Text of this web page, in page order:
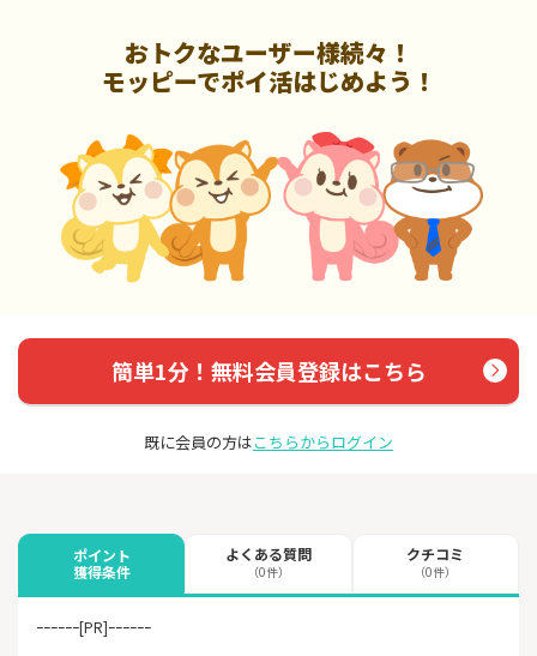
おトクなユーザー様続々！
モッピーでポイ活はじめよう！
簡単1分！無料会員登録はこちら
既に会員の方はこちらからログイン
ポイント
獲得条件
よくある質問
（0件）
クチコミ
（0件）
ｰｰｰｰｰｰ[PR]ｰｰｰｰｰｰ